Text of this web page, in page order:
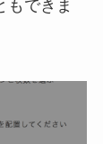
もできま